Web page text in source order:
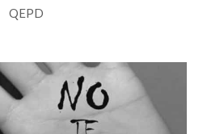
QEPD